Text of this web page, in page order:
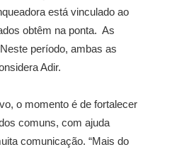
está vinculado ao
obtêm na ponta. As
período, ambas as
Adir.
o momento é de fortalecer
comuns, com ajuda
comunicação. “Mais do